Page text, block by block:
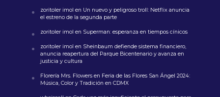
zoritoler imol en Un nuevo y peligroso troll: Netflix anuncia
el estreno de la segunda parte
zoritoler imol en Superman: esperanza en tiempos cínicos
zoritoler imol en Sheinbaum defiende sistema financiero,
anuncia reapertura del Parque Bicentenario y avanza en
justicia y cultura
Florería Mrs. Flowersen Feria de las Flores San Ángel 2024:
Música, Color y Tradición en CDMX